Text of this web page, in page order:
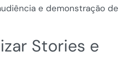
e demonstração de
Stories e